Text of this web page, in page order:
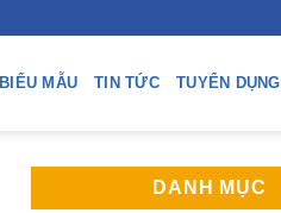
BIỂU MẪU TIN TỨC TUYỂN DỤNG
DANH MỤC